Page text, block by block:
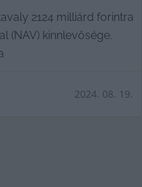
2124 milliárd forintra
(NAV) kinnlevősége.
2024. 08. 19.